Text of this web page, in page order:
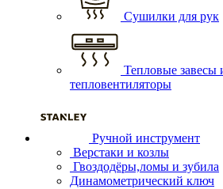
Сушилки для рук
Тепловые завесы
тепловентиляторы
Ручной инструмент
Верстаки и козлы
Гвоздодёры,ломы и зубила
Динамометрический ключ